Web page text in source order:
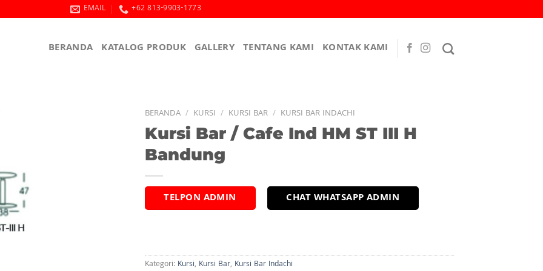
EMAIL +62 813-9903-1773
BERANDA KATALOG PRODUK GALLERY TENTANG KAMI KONTAK KAMI
BERANDA / KURSI / KURSI BAR / KURSI BAR INDACHI
Kursi Bar / Cafe Ind HM ST III H
Bandung
TELPON ADMIN CHAT WHATSAPP ADMIN
Kategori: Kursi, Kursi Bar, Kursi Bar Indachi